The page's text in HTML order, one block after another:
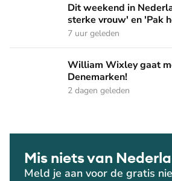
Dit weekend in Nederland Zingt:
Dit weekend in
sterke vrouw' en 'Pak
7 uur geleden
William Wixley gaat mee op reis
William Wixley gaat
Denemarken!
2 dagen geleden
Mis niets van
Meld je aan voor de gratis